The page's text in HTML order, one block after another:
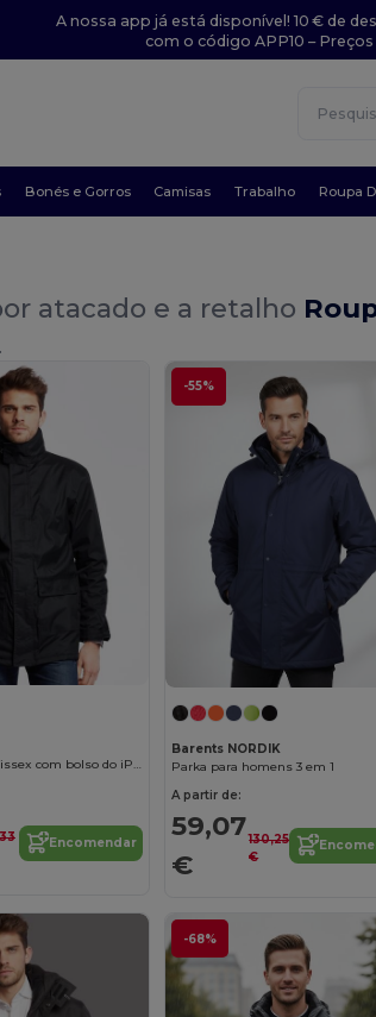
A nossa app já está disponível! 10 € de
com o código APP10 –
Bonés e Gorros Camisas Trabalho Roupa
atacado e a retalho
Parka Oxford Unissex com bolso do iPad dentro
Encomendar
-55%
Barents NORDIK
Parka para homens 3 em 1
A partir de:
59,07
€
130,25
€
-68%